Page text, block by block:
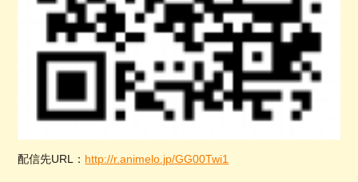
配信先URL： http://r.animelo.jp/GG00Twi1